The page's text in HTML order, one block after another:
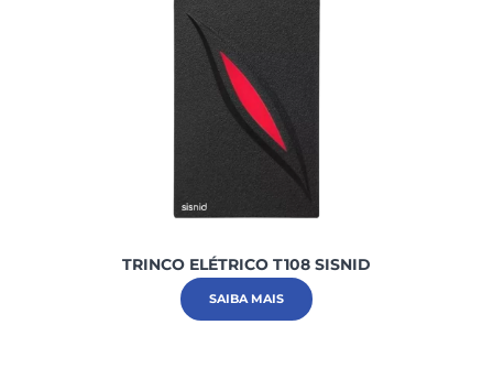
TRINCO ELÉTRICO T108 SISNID
SAIBA MAIS